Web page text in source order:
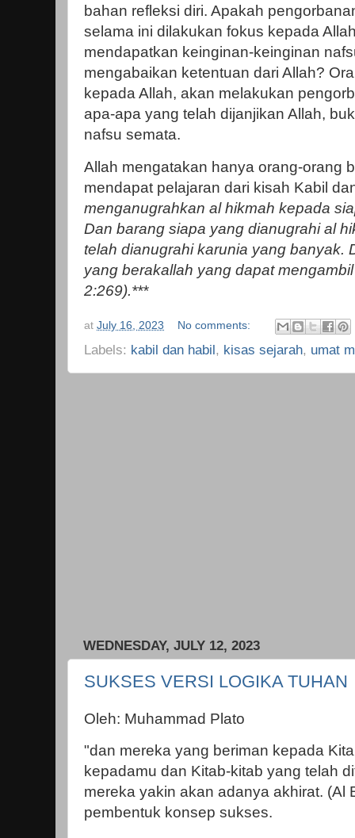
bahan refleksi diri. Apakah
selama ini dilakukan fokus kepada
mendapatkan keinginan-keinginan
mengabaikan ketentuan dari Allah?
kepada Allah, akan melakukan
apa-apa yang telah dijanjikan Allah,
nafsu semata.
Allah mengatakan hanya orang-orang
mendapat pelajaran dari kisah Kabil
menganugrahkan al hikmah kepada
Dan barang siapa yang dianugrahi al
telah dianugrahi karunia yang banyak.
yang berakallah yang dapat
2:269).***
at July 16, 2023 No comments:
Labels: kabil dan habil, kisas sejarah, umat
WEDNESDAY, JULY 12, 2023
SUKSES VERSI LOGIKA TUHAN
Oleh: Muhammad Plato
"dan mereka yang beriman kepada
kepadamu dan Kitab-kitab yang telah
mereka yakin akan adanya akhirat. (Al
pembentuk konsep sukses.